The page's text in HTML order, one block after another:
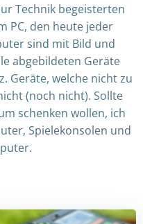
Technik begeisterten
PC, den heute jeder
sind mit Bild und
abgebildeten Geräte
Geräte, welche nicht zu
(noch nicht). Sollte
schenken wollen, ich
Spielekonsolen und